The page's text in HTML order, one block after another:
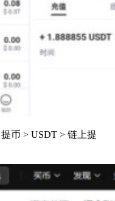
币 > USDT > 链上提